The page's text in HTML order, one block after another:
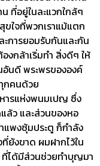
ที่อยู่ในละแวกใกล้ๆ
ขใจที่พวกเราแม้แตก
ะการยอมรับกันและกัน
งกล้าเริ่มทำ สิ่งดีๆ ให้
นดี พระพรขององค์
กคนด้วย
รแห่งพนมเปญ ซึ่ง
ล้ว และส่วนของหอ
แพงซุ้มประตู ก็กำลัง
ยังขาด ผมฝากไว้ใน
ได้มีส่วนช่วยทำบุญมา